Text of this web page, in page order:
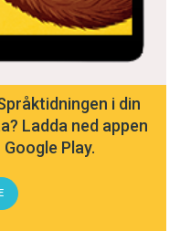
i din
Ladda ned appen
Play.